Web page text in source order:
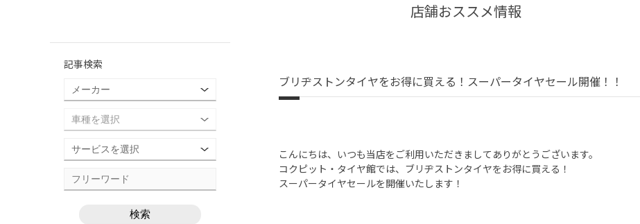
店舗おススメ情報
ブリヂストンタイヤをお得に買える！スーパータイヤセール開催！！
こんにちは、いつも当店をご利用いただきましてありがとうございます。
コクピット・タイヤ館では、ブリヂストンタイヤをお得に買える！
スーパータイヤセールを開催いたします！
記事検索